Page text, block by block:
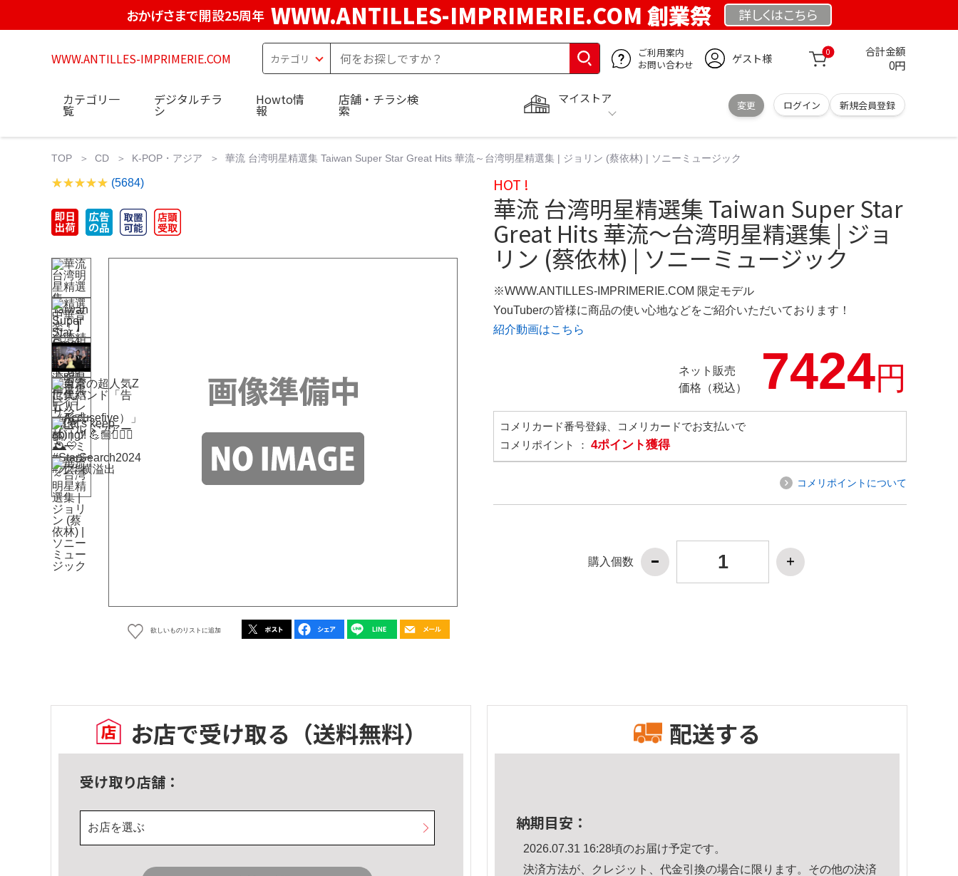
おかげさまで開設25周年 WWW.ANTILLES-IMPRIMERIE.COM 創業祭 詳しくはこちら
WWW.ANTILLES-IMPRIMERIE.COM
ご利用案内
お問い合わせ
ゲスト様 0 合計金額
0円
マイストア
変更 ログイン 新規会員登録
カテゴリ一
覧
デジタルチラ
シ
Howto情
報
店舗・チラシ検
索
TOP CD K-POP・アジア 華流 台湾明星精選集 Taiwan Super Star Great Hits 華流～台湾明星精選集 | ジョリン (蔡依林) | ソニーミュージック
(5684)
欲しいものリストに追加
HOT !
華流 台湾明星精選集 Taiwan Super Star
Great Hits 華流～台湾明星精選集 | ジョ
リン (蔡依林) | ソニーミュージック
※WWW.ANTILLES-IMPRIMERIE.COM 限定モデル
YouTuberの皆様に商品の使い心地などをご紹介いただいております！
紹介動画はこちら
ネット販売
価格（税込）
7424円
コメリカード番号登録、コメリカードでお支払いで
コメリポイント ： 4ポイント獲得
コメリポイントについて
購入個数
お店で受け取る （送料無料）
受け取り店舗：
お店を選ぶ
配送する
納期目安：
2026.07.31 16:28頃のお届け予定です。
決済方法が、クレジット、代金引換の場合に限ります。その他の決済